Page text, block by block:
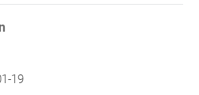
19